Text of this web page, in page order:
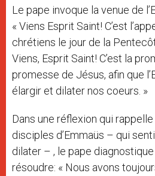
Le pape invoque la venue de
« Viens Esprit Saint! C’est
chrétiens le jour de la
Viens, Esprit Saint! C’est la
promesse de Jésus, afin que
élargir et dilater nos coeurs. »
Dans une réflexion qui rappelle
disciples d’Emmaüs – qui
dilater – , le pape
résoudre: « Nous avons